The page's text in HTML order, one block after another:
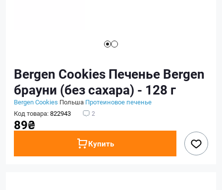
Bergen Cookies Печенье Bergen
брауни (без сахара) - 128 г
Bergen Cookies Польша Протеиновое печенье
Код товара:822943 2
89₴
Купить